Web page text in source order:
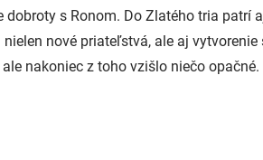
s Ronom. Do Zlatého tria patrí
nové priateľstvá, ale aj
nakoniec z toho vzišlo niečo